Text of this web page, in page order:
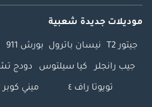
موديلات جديدة شعبية
جيتور T2 نيسان باترول بورش 911
جيب رانجلر كيا سيلتوس دودج
تويوتا راف ٤ ميني كوبر